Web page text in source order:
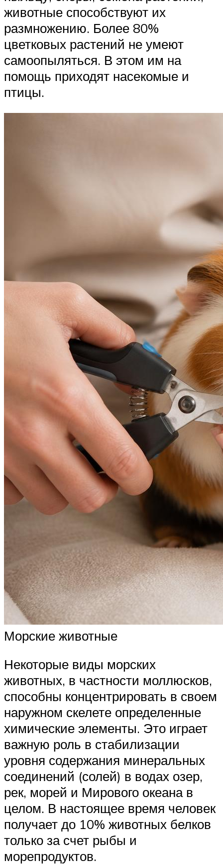
животные способствуют их
размножению. Более 80%
цветковых растений не умеют
самоопыляться. В этом им на
помощь приходят насекомые и
птицы.
Морские животные
Некоторые виды морских
животных, в частности моллюсков,
способны концентрировать в своем
наружном скелете определенные
химические элементы. Это играет
важную роль в стабилизации
уровня содержания минеральных
соединений (солей) в водах озер,
рек, морей и Мирового океана в
целом. В настоящее время человек
получает до 10% животных белков
только за счет рыбы и
морепродуктов.